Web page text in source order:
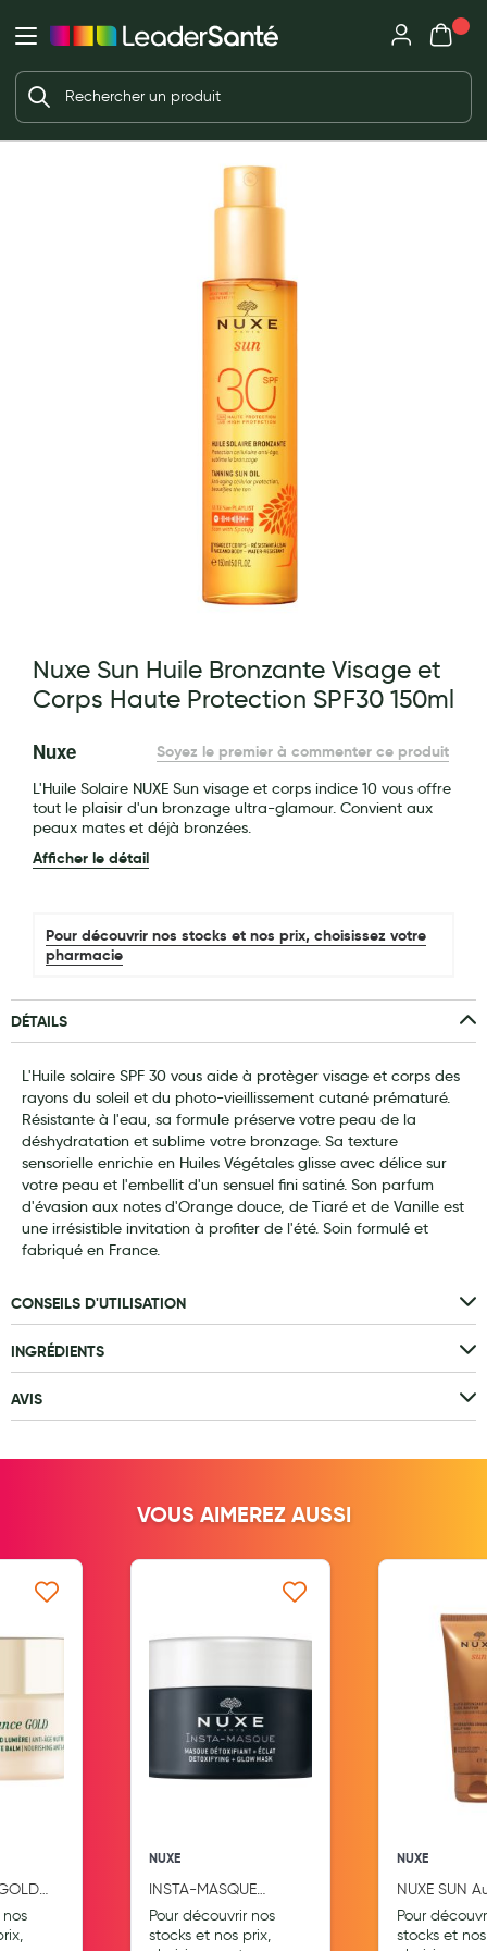
Ma Pharmacie LeaderSanté
Ouvrir l'application
Ouvrir
Mon
Votre panier est vide
Beauté et soin
Dentifrices et bains de bouche
Brosses à dents et accessoires dentaires
Accessoires, coutellerie, brosserie
Bouillottes
Parfums et bougies d'ambiance
Beauté au naturel
Huiles
Couches
Laits infantiles
Biberons et tétines
Toilette du bébé
Accessoires bébé
Alimentation
Soins enfant
Soins maman
Gammes spécifiques tisanes allaitement et compléments
maternité
Diététique minceur
Phytothérapie
Régimes médicaux
Gemmothérapie
Voies respiratoires
Oligothérapie
Médicaments et Santé
Premiers soins
Pansements
Nuxe Sun Huile Bronzante Visage et
Corps Haute Protection SPF30 150ml
Nuxe
Soyez le premier à commenter ce produit
L'Huile Solaire NUXE Sun visage et corps indice 10 vous offre
tout le plaisir d'un bronzage ultra-glamour. Convient aux
peaux mates et déjà bronzées.
Afficher le détail
Pour découvrir nos stocks et nos prix, choisissez votre
pharmacie
DÉTAILS
L'Huile solaire SPF 30 vous aide à protèger visage et corps des
rayons du soleil et du photo-vieillissement cutané prématuré.
Résistante à l'eau, sa formule préserve votre peau de la
déshydratation et sublime votre bronzage. Sa texture
sensorielle enrichie en Huiles Végétales glisse avec délice sur
votre peau et l'embellit d'un sensuel fini satiné. Son parfum
d'évasion aux notes d'Orange douce, de Tiaré et de Vanille est
une irrésistible invitation à profiter de l'été. Soin formulé et
fabriqué en France.
CONSEILS D'UTILISATION
INGRÉDIENTS
AVIS
VOUS AIMEREZ AUSSI
liste d’envie
NUXE
INSTA-MASQUE
DETOXIFIANT+
ECLAT50ML
Pour découvrir nos
stocks et nos prix,
Ajouter à ma liste d’envie
NUXE
NUXE SUN
Bronzant
Sublimateur
Pour
stocks et